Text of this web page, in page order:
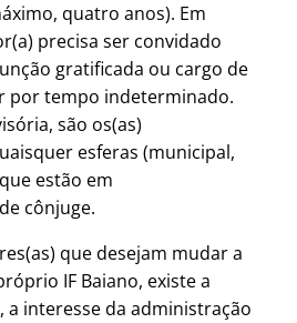
quatro anos). Em
precisa ser convidado
gratificada ou cargo de
por tempo indeterminado.
são os(as)
esferas (municipal,
estão em
cônjuge.
que desejam mudar a
IF Baiano, existe a
a interesse da administração